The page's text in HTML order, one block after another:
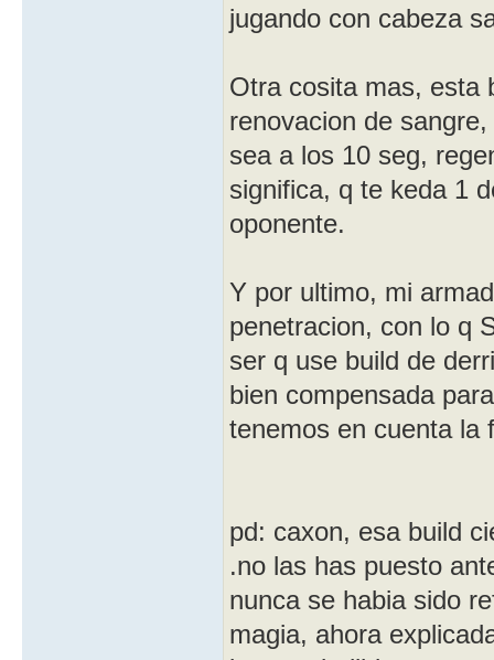
jugando con cabeza
Otra cosita mas, esta
renovacion de
sea a los 10 seg,
significa, q te keda 1
oponente.
Y por ultimo, mi
penetracion, con lo q
ser q use build de
bien compensada
tenemos en cuenta la
pd: caxon, esa build
.no las has puesto
nunca se habia sido
magia, ahora